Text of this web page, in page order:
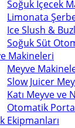
Soğuk İçecek
Limonata
Ice Slush &
Soğuk Süt
Makineleri
Meyve
Slow Juicer
Katı Meyve ve
Otomatik
Ekipmanları